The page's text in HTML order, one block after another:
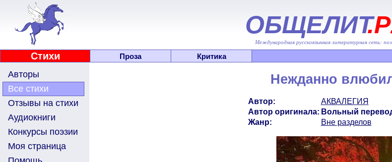
ОБЩЕЛИТ
Международная русскоязычная литературная сеть:
Стихи Проза Критика
Авторы
Все стихи
Отзывы на стихи
Аудиокниги
Конкурсы поэзии
Моя страница
Нежданно
Автор:
АКВАЛЕГИЯ
Автор оригинала: Вольный
Жанр:
Вне разделов